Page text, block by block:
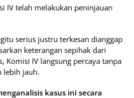
IV telah melakukan peninjauan
serius justru terkesan dianggap
keterangan sepihak dari
Komisi IV langsung percaya tanpa
lebih jauh.
kasus ini secara